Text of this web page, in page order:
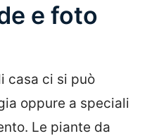
e foto
casa ci si può
oppure a speciali
Le piante da